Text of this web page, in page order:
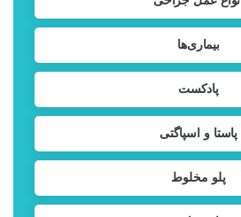
بیماری‌ها
پادکست
پاستا و اسپاگتی
پلو مخلوط